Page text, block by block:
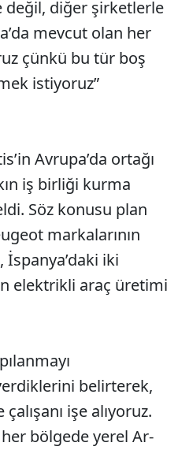
değil, diğer şirketlerle
mevcut olan her
çünkü bu tür boş
istiyoruz”
Avrupa’da ortağı
iş birliği kurma
Söz konusu plan
markalarının
İspanya’daki iki
elektrikli araç üretimi
belirterek,
işe alıyoruz.
her bölgede yerel Ar-